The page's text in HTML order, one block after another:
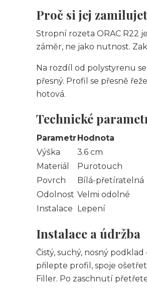
Proč si jej
Stropní rozeta ORAC R22
záměr, ne jako nutnost.
Na rozdíl od polystyrenu
přesný. Profil se přesně
hotová.
Technické
ParametrHodnota
Výška
3.6 cm
Materiál
Purotouch
Povrch
Bílá-přetíratelná
Odolnost Velmi odolné
Instalace Lepení
Instalace a údržba
Čistý, suchý, nosný
přilepte profil, spoje
Filler. Po zaschnutí